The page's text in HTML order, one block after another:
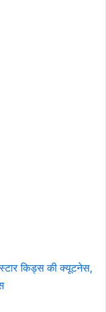
किड्स की क्यूटनेस,